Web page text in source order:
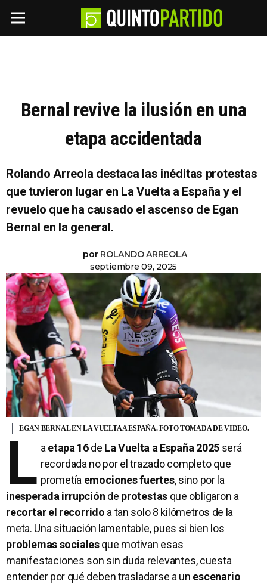
Bernal revive la ilusión en una
etapa accidentada
Rolando Arreola destaca las inéditas protestas
que tuvieron lugar en La Vuelta a España y el
revuelo que ha causado el ascenso de Egan
Bernal en la general.
por ROLANDO ARREOLA
septiembre 09, 2025
EGAN BERNAL EN LA VUELTA A ESPAÑA. FOTO TOMADA DE VIDEO.
L aetapa 16de La Vuelta a España 2025 será
recordada no por el trazado completo que
prometía emociones fuertes, sino por la
inesperada irrupción de protestas que obligaron a
recortar el recorrido a tan solo 8 kilómetros de la
meta. Una situación lamentable, pues si bien los
problemas socialesque motivan esas
manifestaciones son sin duda relevantes, cuesta
entender por qué deben trasladarse a un escenario